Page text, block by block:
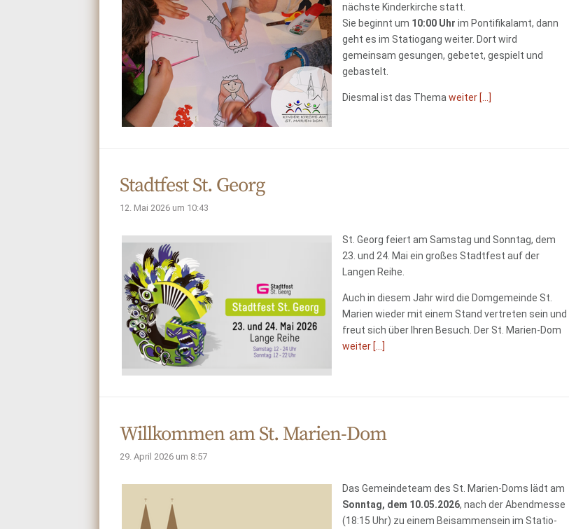
nächste Kinderkirche statt.
Sie beginnt um 10:00 Uhr im Pontifikalamt, dann
geht es im Statiogang weiter. Dort wird
gemeinsam gesungen, gebetet, gespielt und
gebastelt.
Diesmal ist das Thema weiter [...]
Stadtfest St. Georg
12. Mai 2026 um 10:43
St. Georg feiert am Samstag und Sonntag, dem
23. und 24. Mai ein großes Stadtfest auf der
Langen Reihe.
Auch in diesem Jahr wird die Domgemeinde St.
Marien wieder mit einem Stand vertreten sein und
freut sich über Ihren Besuch. Der St. Marien-Dom
weiter [...]
Willkommen am St. Marien-Dom
29. April 2026 um 8:57
Das Gemeindeteam des St. Marien-Doms lädt am
Sonntag, dem 10.05.2026, nach der Abendmesse
(18:15 Uhr) zu einem Beisammensein im Statio-